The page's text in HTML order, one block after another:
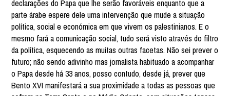
declarações do Papa que lhe serão favoráveis enquanto que a
parte árabe espere dele uma intervenção que mude a situação
política, social e económica em que vivem os palestinianos. E o
mesmo fará a comunicação social, tudo será visto através do filtro
da política, esquecendo as muitas outras facetas. Não sei prever o
futuro; não sendo adivinho mas jornalista habituado a acompanhar
o Papa desde há 33 anos, posso contudo, desde já, prever que
Bento XVI manifestará a sua proximidade a todas as pessoas que